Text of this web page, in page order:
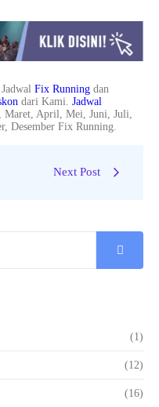
Fix Running dan
dari Kami. Jadwal
Maret, April, Mei, Juni, Juli,
Desember Fix Running.
Next Post
(1)
(12)
(16)